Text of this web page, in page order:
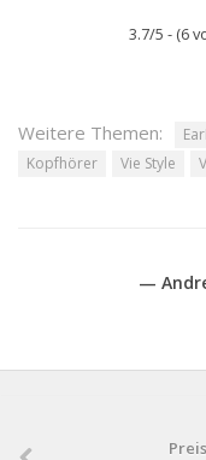
3.7/5 - (6
Weitere Themen:
Kopfhörer
Vie Style
—